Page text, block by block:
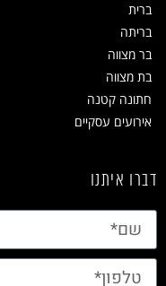
ברית
בריתה
בר מצווה
בת מצווה
חתונה קטנה
אירועים עסקיים
דברו איתנו